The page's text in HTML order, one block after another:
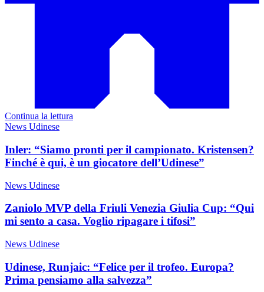
Continua la lettura
News Udinese
Inler: “Siamo pronti per il campionato. Kristensen?
Finché è qui, è un giocatore dell’Udinese”
News Udinese
Zaniolo MVP della Friuli Venezia Giulia Cup: “Qui
mi sento a casa. Voglio ripagare i tifosi”
News Udinese
Udinese, Runjaic: “Felice per il trofeo. Europa?
Prima pensiamo alla salvezza”